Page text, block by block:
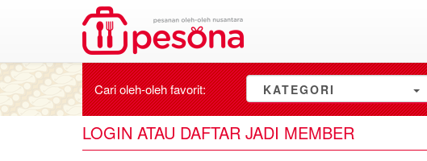
Cari oleh-olehfavorit: KATEGORI
LOGIN ATAU DAFTAR JADI MEMBER